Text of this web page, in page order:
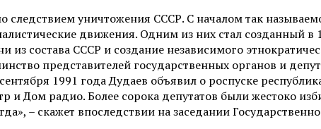
следствием уничтожения СССР. С началом так
движения. Одним из них стал созданный
состава СССР и создание независимого
представителей государственных органов и
1991 года Дудаев объявил о роспуске
и Дом радио. Более сорока депутатов были жестоко
– скажет впоследствии на заседании